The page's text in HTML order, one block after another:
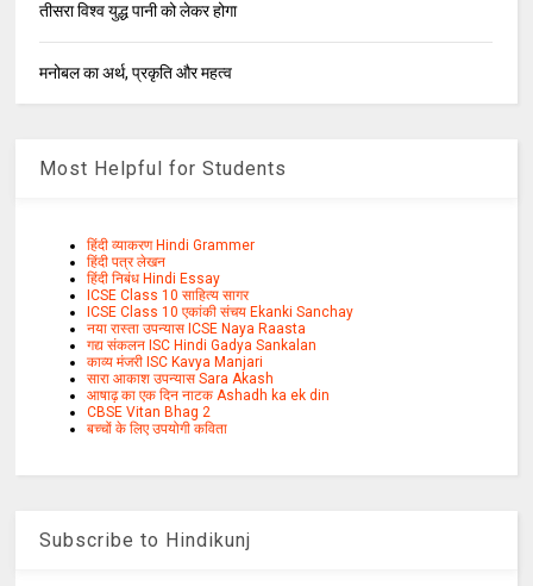
तीसरा विश्व युद्ध पानी को लेकर होगा
मनोबल का अर्थ, प्रकृति और महत्व
Most Helpful for Students
हिंदी व्याकरण Hindi Grammer
हिंदी पत्र लेखन
हिंदी निबंध Hindi Essay
ICSE Class 10 साहित्य सागर
ICSE Class 10 एकांकी संचय Ekanki Sanchay
नया रास्ता उपन्यास ICSE Naya Raasta
गद्य संकलन ISC Hindi Gadya Sankalan
काव्य मंजरी ISC Kavya Manjari
सारा आकाश उपन्यास Sara Akash
आषाढ़ का एक दिन नाटक Ashadh ka ek din
CBSE Vitan Bhag 2
बच्चों के लिए उपयोगी कविता
Subscribe to Hindikunj